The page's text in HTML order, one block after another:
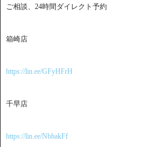
ご相談、24時間ダイレクト予約
箱崎店
https://lin.ee/GFyHFrH
千早店
https://lin.ee/NbhakFf